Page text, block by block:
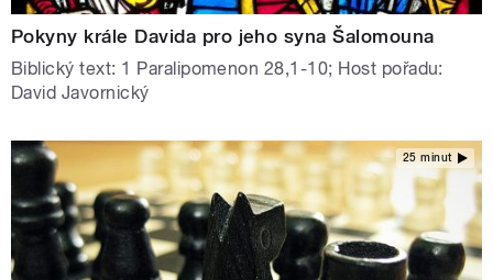
Pokyny krále Davida pro jeho syna Šalomouna
Biblický text: 1 Paralipomenon 28,1-10; Host pořadu:
David Javornický
25 minut